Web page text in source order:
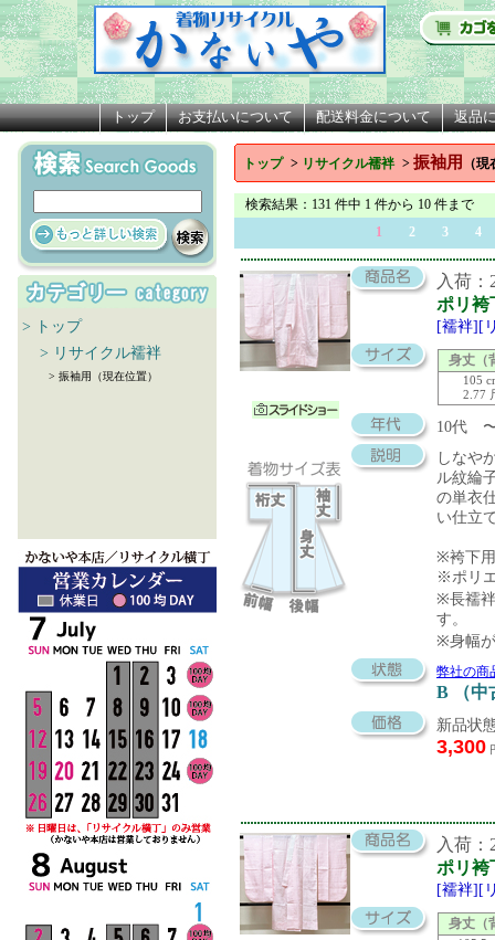
トップ お支払いについて 配送料金について 返品
> トップ
> リサイクル襦袢
> 振袖用（現在位置）
トップ > リサイクル襦袢 > 振袖用 （
検索結果 ：131 件中 1 件から 10 件まで
1
2 3 4
入荷：
ポリ袴
[襦袢][
身丈（
105
2.77
10代
しなや
ル紋綸
の単衣
い仕立
※袴下
※ポリ
※長襦
す。
※身幅
弊社の商
B （中
新品状
3,300
入荷：
ポリ袴
[襦袢][
身丈（